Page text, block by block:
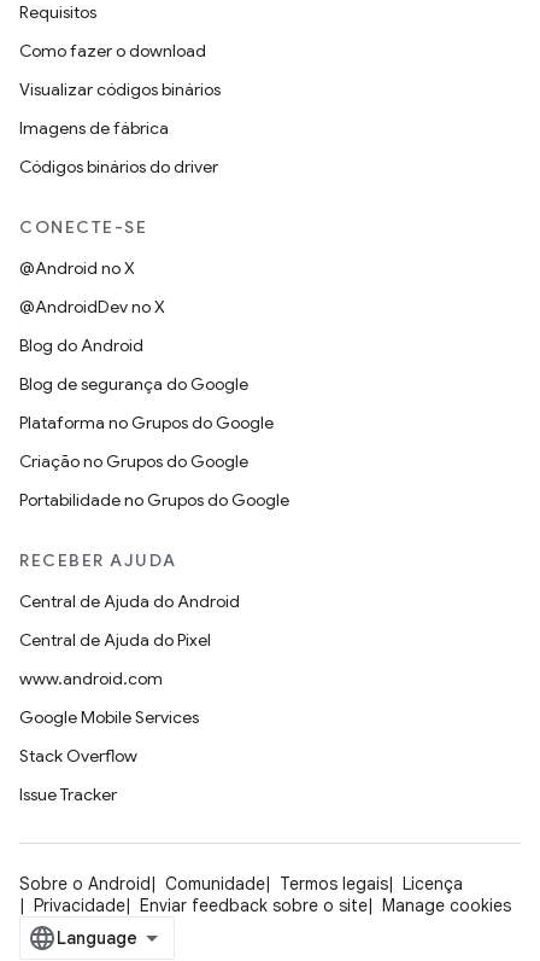
Requisitos
Como fazer o download
Visualizar códigos binários
Imagens de fábrica
Códigos binários do driver
CONECTE-SE
@Android no X
@AndroidDev no X
Blog do Android
Blog de segurança do Google
Plataforma no Grupos do Google
Criação no Grupos do Google
Portabilidade no Grupos do Google
RECEBER AJUDA
Central de Ajuda do Android
Central de Ajuda do Pixel
www.android.com
Google Mobile Services
Stack Overflow
Issue Tracker
Sobre o Android Comunidade Termos legais
Licença
Privacidade
Enviar feedback sobre o site Manage cookies